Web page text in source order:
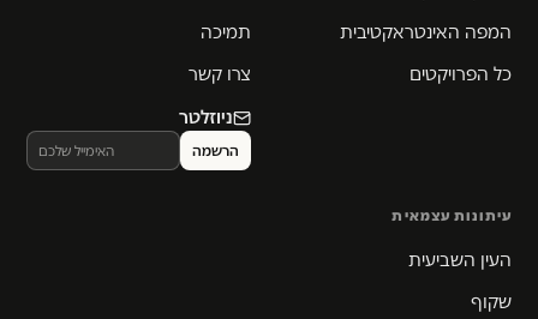
המפה האינטראקטיבית
כל הפרויקטים
תמיכה
צרו קשר
ניוזלטר
עיתונות עצמאית
העין השביעית
שקוף